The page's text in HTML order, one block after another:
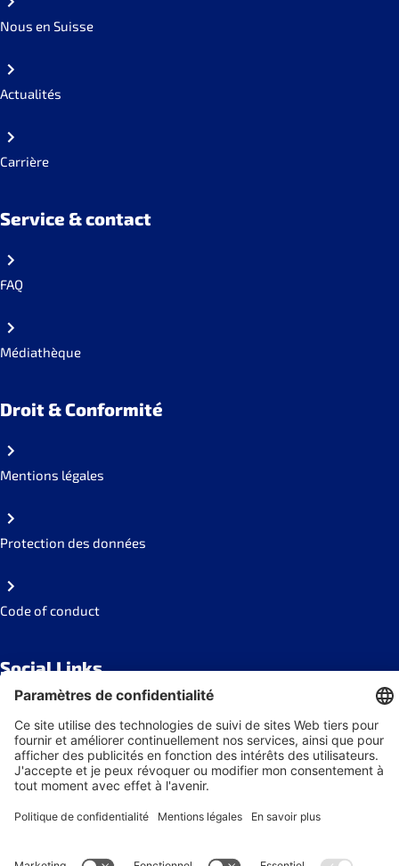
Nous en Suisse
Actualités
Carrière
Service & contact
FAQ
Médiathèque
Droit & Conformité
Mentions légales
Protection des données
Code of conduct
Social Links
Newsletter